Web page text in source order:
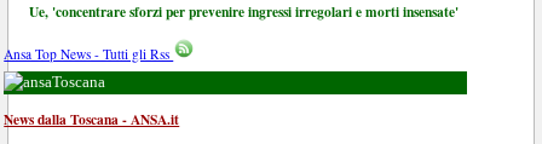
Ue, 'concentrare sforzi per prevenire ingressi irregolari e morti insensate'
Ansa Top News - Tutti gli Rss
Toscana
News dalla Toscana - ANSA.it